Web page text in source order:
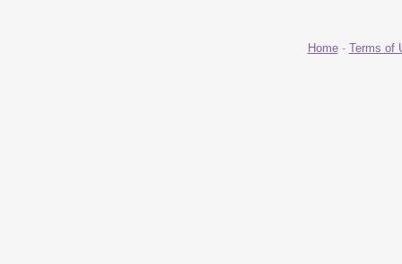
Home- Terms of